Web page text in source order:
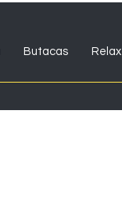
Butacas Relax